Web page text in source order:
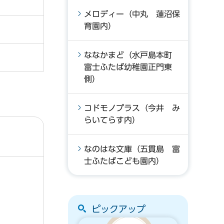
メロディー（中丸 蓮沼保
育園内）
ななかまど（水戸島本町
富士ふたば幼稚園正門東
側）
コドモノプラス（今井 み
らいてらす内）
なのはな文庫（五貫島 富
士ふたばこども園内）
ピックアップ